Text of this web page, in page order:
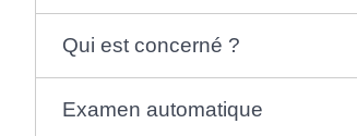
Qui est concerné ?
Examen automatique